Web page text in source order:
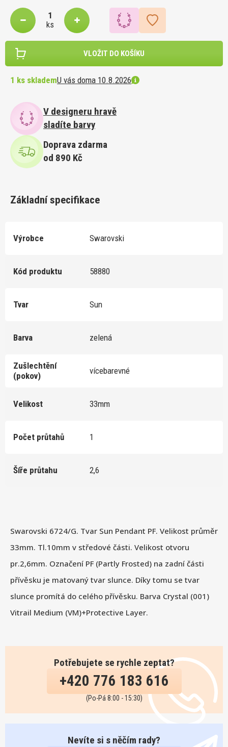
ks
VLOŽIT DO KOŠÍKU
1 ks sklademU vás doma 10.8.2026
V designeru hravě
sladíte barvy
Doprava zdarma
od 890 Kč
Swarovski 6724/G. Tvar Sun Pendant PF. Velikost průměr
33mm. Tl.10mm v středové části. Velikost otvoru
pr.2,6mm. Označení PF (Partly Frosted) na zadní části
přívěsku je matovaný tvar slunce. Díky tomu se tvar
slunce promítá do celého přívěsku. Barva Crystal (001)
Vitrail Medium (VM)+Protective Layer.
Potřebujete se rychle zeptat?
+420 776 183 616
(Po-Pá 8:00 - 15:30)
Nevíte si s něčím rady?
Základní specifikace
Výrobce Swarovski
Kód produktu 58880
Tvar Sun
Barva zelená
Zušlechtění
(pokov)
vícebarevné
Velikost 33mm
Počet průtahů 1
Šíře průtahu 2,6